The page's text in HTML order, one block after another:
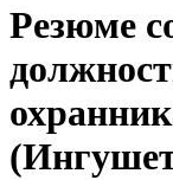
Резюме